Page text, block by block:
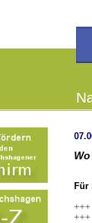
Für
+++
+++